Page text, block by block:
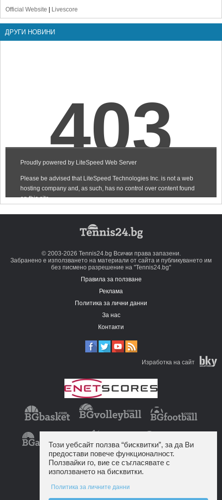
Official Website
Livescore
ДРУГИ НОВИНИ
© 2003-2026 Tennis24.bg Всички права запазени.
Забранено е използването на материали от сайта и публикуването им
без писмено разрешение на "Tennis24.bg"
Правила за ползване
Реклама
Политика за лични данни
За нас
Контакти
Изработка на сайт
Този уебсайт ползва “бисквитки”, за да Ви
предостави повече функционалност.
Ползвайки го, вие се съгласявате с
използването на бисквитки.
Политика за личните данни